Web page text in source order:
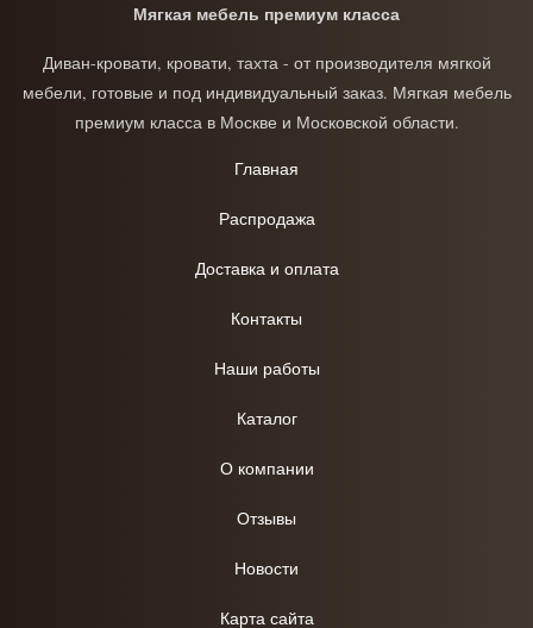
Мягкая мебель премиум класса
Диван-кровати, кровати, тахта - от производителя мягкой
мебели, готовые и под индивидуальный заказ. Мягкая мебель
премиум класса в Москве и Московской области.
Главная
Распродажа
Доставка и оплата
Контакты
Наши работы
Каталог
О компании
Отзывы
Новости
Карта сайта